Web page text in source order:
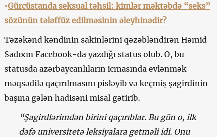
•Gürcüstanda seksual təhsil: kimlər məktəbdə “seks”
sözünün tələffüz edilməsinin əleyhinədir?
Təzəkənd kəndinin sakinlərini qəzəbləndirən Həmid
Sadıxın Facebook-da yazdığı status olub. O, bu
statusda azərbaycanlıların icmasında evlənmək
məqsədilə qaçırılmasını pisləyib və keçmiş şagirdinin
başına gələn hadisəni misal gətirib.
“Şagirdlərimdən birini qaçırıblar. Bu gün o, ilk
dəfə universitetə leksiyalara getməli idi. Onu